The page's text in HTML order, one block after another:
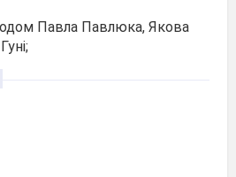
Павла Павлюка, Якова